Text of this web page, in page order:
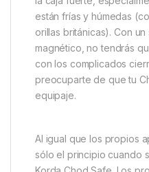
diferencia de la pesca
que sentirse limitado a
cebadas con un chod,
directamente a sus
es un gran aficionado al
pesca, y por eso ha
Safe. El Korda Chod
sobremoldeado de tacto
un gran tacto, sino que
la caja fuerte,